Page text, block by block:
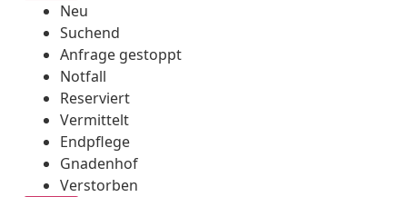
Neu
Suchend
Anfrage gestoppt
Notfall
Reserviert
Vermittelt
Endpflege
Gnadenhof
Verstorben